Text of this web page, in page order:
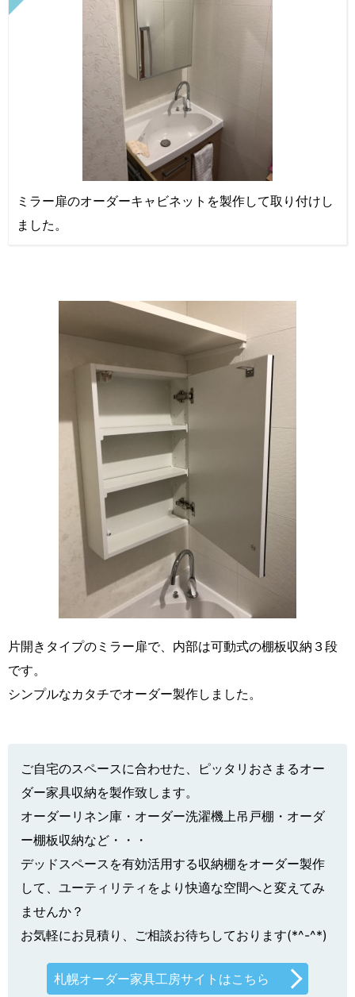
ミラー扉のオーダーキャビネットを製作して取り付けし
ました。
片開きタイプのミラー扉で、内部は可動式の棚板収納３段
です。
シンプルなカタチでオーダー製作しました。
ご自宅のスペースに合わせた、ピッタリおさまるオー
ダー家具収納を製作致します。
オーダーリネン庫・オーダー洗濯機上吊戸棚・オーダ
ー棚板収納など・・・
デッドスペースを有効活用する収納棚をオーダー製作
して、ユーティリティをより快適な空間へと変えてみ
ませんか？
お気軽にお見積り、ご相談お待ちしております(*^-^*)
札幌オーダー家具工房サイトはこちら